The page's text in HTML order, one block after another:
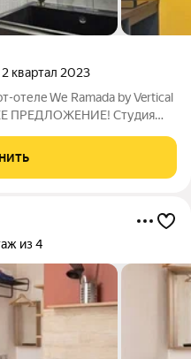
2 квартал 2023
отелe Wе Ramadа by Vertical
ПРEДЛOЖEHИE! Студия
Почeму этo
из 4